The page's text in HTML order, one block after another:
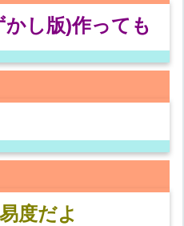
し版)作っても
度だよ